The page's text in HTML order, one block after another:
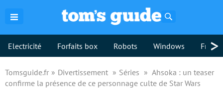
Electricité Forfaits box Robots Windows >
Tomsguide.fr Divertissement Séries
Ahsoka : un teaser
confirme la présence de ce personnage culte de Star Wars